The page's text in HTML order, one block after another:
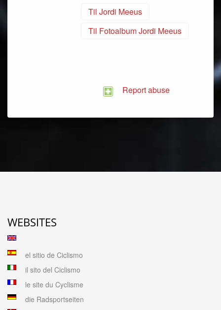
Til Jordi Meeus
Til Fotoalbum Jordi Meeus
Report abuse
WEBSITES
el sitio de Ciclismo
il sito del Ciclismo
le site du Cyclisme
die Radsportseiten